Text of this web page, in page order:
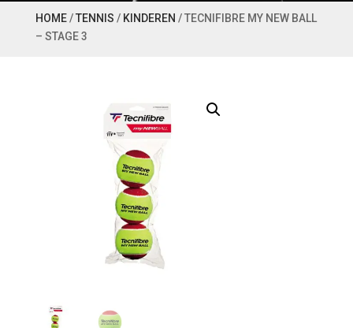
HOME/TENNIS / KINDEREN / TECNIFIBRE MY NEW BALL
– STAGE 3